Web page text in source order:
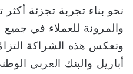
نحو بناء تجربة تجزئة أكثر
والمرونة للعملاء في جميع
وتعكس هذه الشراكة
أباريل والبنك العربي